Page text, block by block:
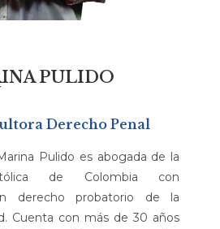
PULIDO
Derecho Penal
Pulido es abogada de la
de Colombia con
derecho probatorio de la
Cuenta con más de 30 años